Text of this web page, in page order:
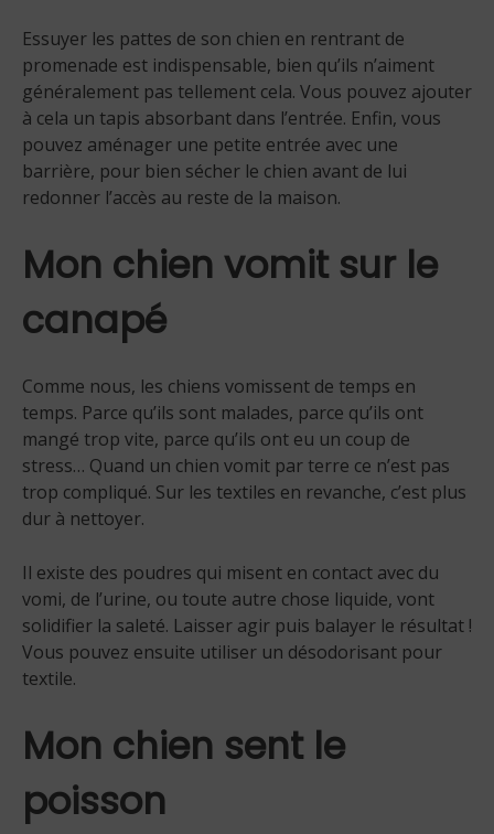
Essuyer les pattes de son chien en rentrant de
promenade est indispensable, bien qu’ils n’aiment
généralement pas tellement cela. Vous pouvez ajouter
à cela un tapis absorbant dans l’entrée. Enfin, vous
pouvez aménager une petite entrée avec une
barrière, pour bien sécher le chien avant de lui
redonner l’accès au reste de la maison.
Mon chien vomit sur le
canapé
Comme nous, les chiens vomissent de temps en
temps. Parce qu’ils sont malades, parce qu’ils ont
mangé trop vite, parce qu’ils ont eu un coup de
stress… Quand un chien vomit par terre ce n’est pas
trop compliqué. Sur les textiles en revanche, c’est plus
dur à nettoyer.
Il existe des poudres qui misent en contact avec du
vomi, de l’urine, ou toute autre chose liquide, vont
solidifier la saleté. Laisser agir puis balayer le résultat !
Vous pouvez ensuite utiliser un désodorisant pour
textile.
Mon chien sent le
poisson